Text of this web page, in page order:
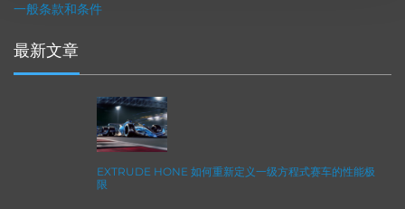
一般条款和条件
最新文章
EXTRUDE HONE 如何重新定义一级方程式赛车的性能极
限